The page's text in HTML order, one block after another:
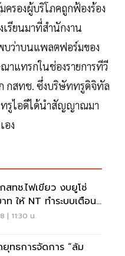
รองผู้บริโภคถูกฟ้องร้อง
รียนมาที่สำนักงาน
บว่าบนแพลตฟอร์มของ
แทรกในช่องรายการทีวี
กสทช. ซึ่งบริษัททรูดิจิทัล
ทรูไอดีได้นำสัญญาณมา
อง
ทช.ไฟเขียว งบยูโซ่
ท ให้ NT ทำระบบเตือน
| 11:30 น.
ยุทธการจัดการ “ล้ม